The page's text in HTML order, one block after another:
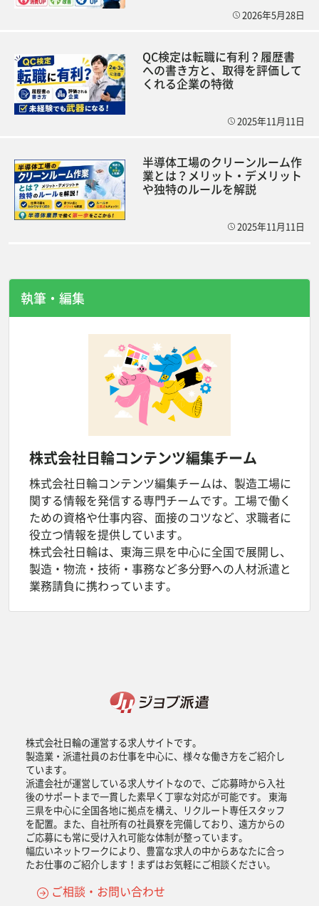
2026年5月28日
QC検定は転職に有利？履歴書
への書き方と、取得を評価して
くれる企業の特徴
2025年11月11日
半導体工場のクリーンルーム作
業とは？メリット・デメリット
や独特のルールを解説
2025年11月11日
執筆・編集
株式会社日輪コンテンツ編集チーム
株式会社日輪コンテンツ編集チームは、製造工場に
関する情報を発信する専門チームです。工場で働く
ための資格や仕事内容、面接のコツなど、求職者に
役立つ情報を提供しています。
株式会社日輪は、東海三県を中心に全国で展開し、
製造・物流・技術・事務など多分野への人材派遣と
業務請負に携わっています。
株式会社日輪の運営する求人サイトです。
製造業・派遣社員のお仕事を中心に、様々な働き方をご紹介し
ています。
派遣会社が運営している求人サイトなので、ご応募時から入社
後のサポートまで一貫した素早く丁寧な対応が可能です。 東海
三県を中心に全国各地に拠点を構え、リクルート専任スタッフ
を配置。また、自社所有の社員寮を完備しており、遠方からの
ご応募にも常に受け入れ可能な体制が整っています。
幅広いネットワークにより、豊富な求人の中からあなたに合っ
たお仕事のご紹介します！まずはお気軽にご相談ください。
ご相談・お問い合わせ